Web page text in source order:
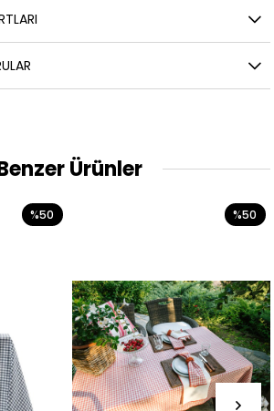
Ürünler
%50 %50